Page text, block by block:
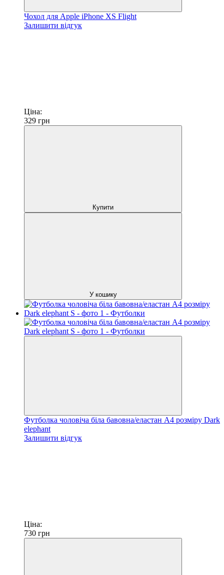
Чохол для Apple iPhone XS Flight
Залишити відгук
Ціна:
329 грн
Купити
У кошику
Футболка чоловіча біла бавовна/еластан А4 розміру Dark
elephant
Залишити відгук
Ціна:
730 грн